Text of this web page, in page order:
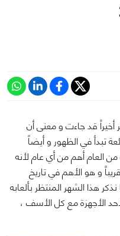
أخيراً قد جاءت و معنى أن
تبدأ في الظهور و أيضاً
العام أهم من أي عام لأنه
يأتي كل 7 أعوام تقريباً و هو الأهم في تاريخ
هذا الشهر المنتظر بألعابه
الأجهزة مع كل الأسف ،